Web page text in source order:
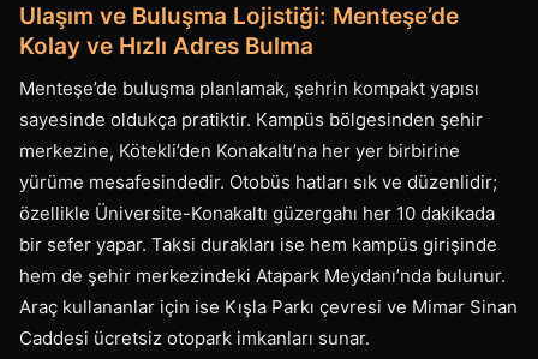
Ulaşım ve Buluşma Lojistiği: Menteşe’de
Kolay ve Hızlı Adres Bulma
Menteşe’de buluşma planlamak, şehrin kompakt yapısı
sayesinde oldukça pratiktir. Kampüs bölgesinden şehir
merkezine, Kötekli’den Konakaltı’na her yer birbirine
yürüme mesafesindedir. Otobüs hatları sık ve düzenlidir;
özellikle Üniversite-Konakaltı güzergahı her 10 dakikada
bir sefer yapar. Taksi durakları ise hem kampüs girişinde
hem de şehir merkezindeki Atapark Meydanı’nda bulunur.
Araç kullananlar için ise Kışla Parkı çevresi ve Mimar Sinan
Caddesi ücretsiz otopark imkanları sunar.